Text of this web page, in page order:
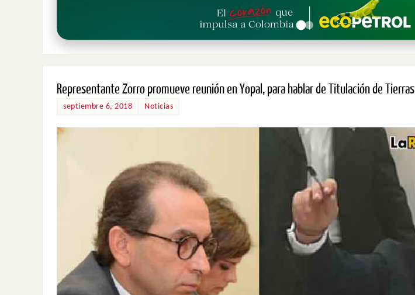
Representante Zorro promueve reunión en Yopal, para hablar de Titulación de Tierras
septiembre 6, 2018 Noticias